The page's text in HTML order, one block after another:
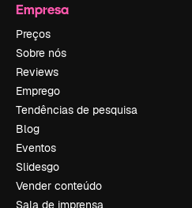
Empresa
Preços
Sobre nós
Reviews
Emprego
Tendências de pesquisa
Blog
Eventos
Slidesgo
Vender conteúdo
Sala de imprensa